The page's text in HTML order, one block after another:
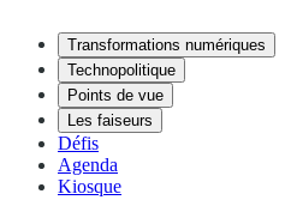
Transformations numériques
Technopolitique
Points de vue
Les faiseurs
Défis
Agenda
Kiosque